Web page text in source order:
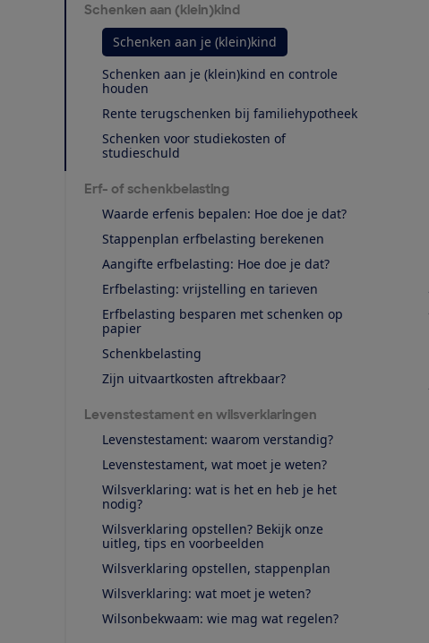
Schenken aan (klein)kind
Schenken aan je (klein)kind
Schenken aan je (klein)kind en controle
houden
Rente terugschenken bij familiehypotheek
Schenken voor studiekosten of
studieschuld
Erf- of schenkbelasting
Waarde erfenis bepalen: Hoe doe je dat?
Stappenplan erfbelasting berekenen
Aangifte erfbelasting: Hoe doe je dat?
Erfbelasting: vrijstelling en tarieven
Erfbelasting besparen met schenken op
papier
Schenkbelasting
Zijn uitvaartkosten aftrekbaar?
Levenstestament en wilsverklaringen
Levenstestament: waarom verstandig?
Levenstestament, wat moet je weten?
Wilsverklaring: wat is het en heb je het
nodig?
Wilsverklaring opstellen? Bekijk onze
uitleg, tips en voorbeelden
Wilsverklaring opstellen, stappenplan
Wilsverklaring: wat moet je weten?
Wilsonbekwaam: wie mag wat regelen?